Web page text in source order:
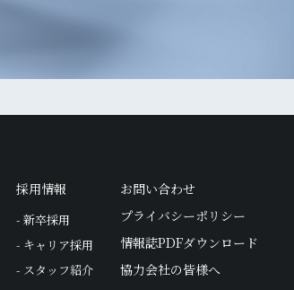
採用情報
- 新卒採用
- キャリア採用
- スタッフ紹介
お問い合わせ
プライバシーポリシー
情報誌PDFダウンロード
協力会社の皆様へ